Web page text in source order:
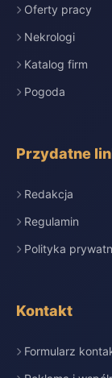
Oferty pracy
Nekrologi
Katalog firm
Pogoda
Przydatne
Redakcja
Regulamin
Polityka
Kontakt
Formularz